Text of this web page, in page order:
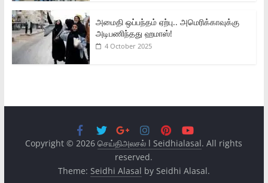
அமைதி ஒப்பந்தம் ஏற்பு.. அமெரிக்காவுக்கு
அடிபணிந்தது ஹமாஸ்!
4 October 2025
Copyright © 2026செய்திஅலசல் l Seidhialasal. All rights
reserved.
Theme: Seidhi Alasal by Seidhi Alasal.